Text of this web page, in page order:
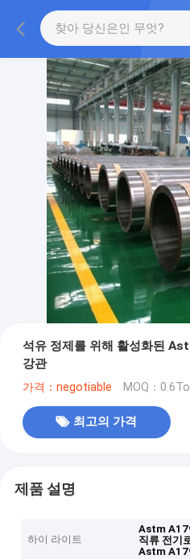
석유 정제를 위해 활성화된
강관
가격：negotiable MOQ：
최고의 가격
제품 설명
하이 라이트
Astm
직류 전기
Astm